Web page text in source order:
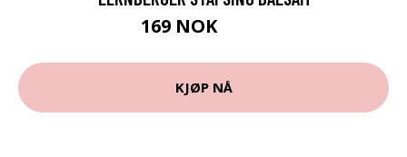
169 NOK
KJØP NÅ